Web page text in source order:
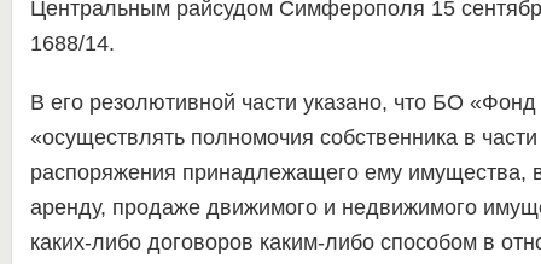
Центральным райсудом Симферополя 15
1688/14.
В его резолютивной части указано, что БО
«осуществлять полномочия собственника в
распоряжения принадлежащего ему имущества,
аренду, продаже движимого и недвижимого
каких-либо договоров каким-либо способом в